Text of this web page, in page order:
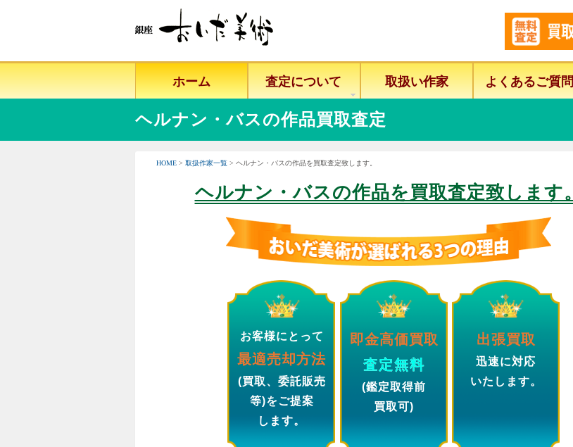
ホーム 査定について 取扱い作家 よくあるご質問
ヘルナン・バスの作品買取査定
HOME > 取扱作家一覧 > ヘルナン・バスの作品を買取査定致します。
ヘルナン・バスの作品を買取査定致します。
お客様にとって
最適売却方法
(買取、委託販売
等)をご提案
します。
即金高価買取
査定無料
(鑑定取得前
買取可)
出張買取
迅速に対応
いたします。